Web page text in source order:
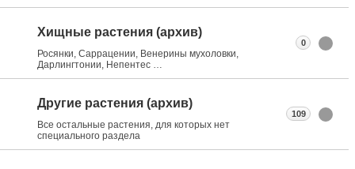
Хищные растения (архив)
Росянки, Саррацении, Венерины мухоловки,
Дарлингтонии, Непентес …
0
Другие растения (архив)
Все остальные растения, для которых нет
специального раздела
109